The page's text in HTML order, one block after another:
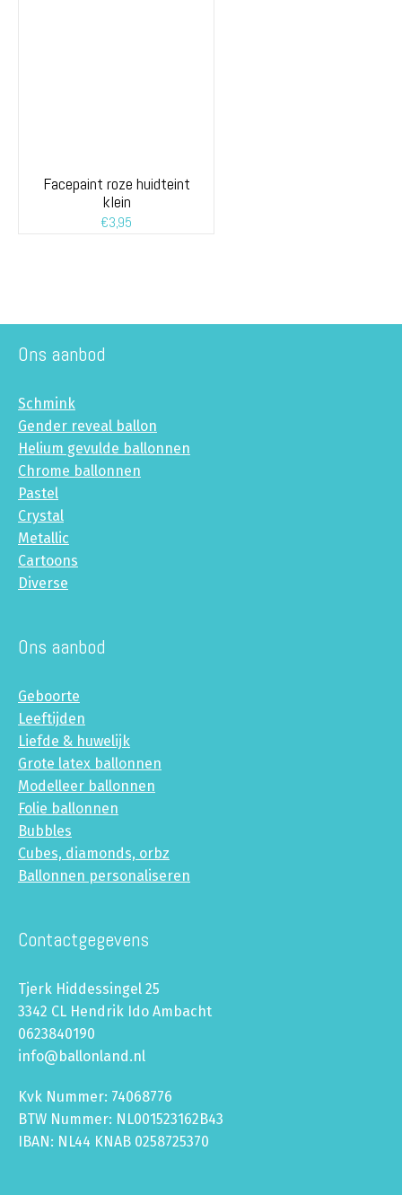
Facepaint roze huidteint
klein
€3,95
Ons aanbod
Schmink
Gender reveal ballon
Helium gevulde ballonnen
Chrome ballonnen
Pastel
Crystal
Metallic
Cartoons
Diverse
Ons aanbod
Geboorte
Leeftijden
Liefde & huwelijk
Grote latex ballonnen
Modelleer ballonnen
Folie ballonnen
Bubbles
Cubes, diamonds, orbz
Ballonnen personaliseren
Contactgegevens
Tjerk Hiddessingel 25
3342 CL Hendrik Ido Ambacht
0623840190
info@ballonland.nl
Kvk Nummer: 74068776
BTW Nummer: NL001523162B43
IBAN: NL44 KNAB 0258725370